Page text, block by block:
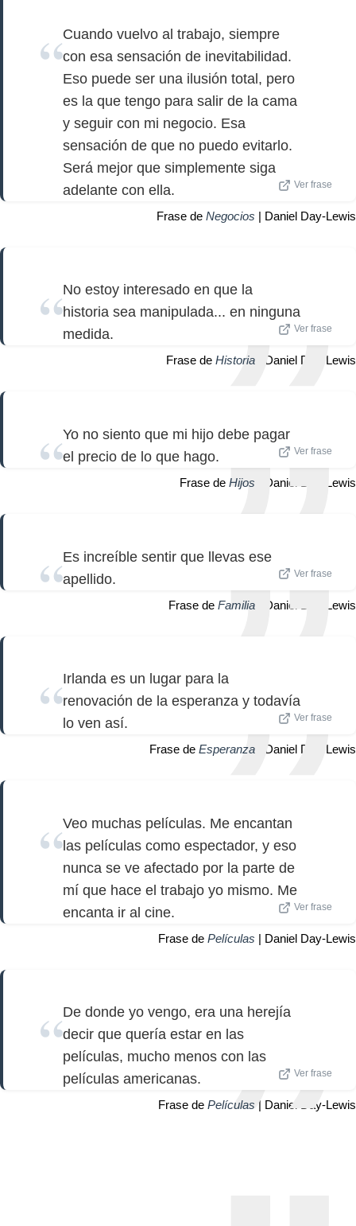
Cuando vuelvo al trabajo, siempre
con esa sensación de inevitabilidad.
Eso puede ser una ilusión total, pero
es la que tengo para salir de la cama
y seguir con mi negocio. Esa
sensación de que no puedo evitarlo.
Será mejor que simplemente siga
adelante con ella.
Ver frase
Frase de Negocios | Daniel Day-Lewis
No estoy interesado en que la
historia sea manipulada... en ninguna
medida.
Ver frase
Frase de Historia | Daniel Day-Lewis
Yo no siento que mi hijo debe pagar
el precio de lo que hago.
Ver frase
Frase de Hijos | Daniel Day-Lewis
Es increíble sentir que llevas ese
apellido.
Ver frase
Frase de Familia | Daniel Day-Lewis
Irlanda es un lugar para la
renovación de la esperanza y todavía
lo ven así.
Ver frase
Frase de Esperanza | Daniel Day-Lewis
Veo muchas películas. Me encantan
las películas como espectador, y eso
nunca se ve afectado por la parte de
mí que hace el trabajo yo mismo. Me
encanta ir al cine.
Ver frase
Frase de Películas | Daniel Day-Lewis
De donde yo vengo, era una herejía
decir que quería estar en las
películas, mucho menos con las
películas americanas.
Ver frase
Frase de Películas | Daniel Day-Lewis